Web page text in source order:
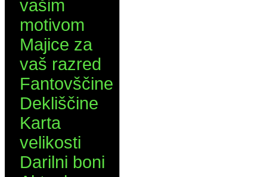
vašim
motivom
Majice za
vaš razred
Fantovščine
Dekliščine
Karta
velikosti
Darilni boni